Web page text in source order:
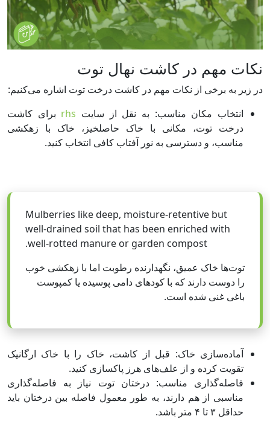
نکات مهم در کاشت نهال توت
در زیر به برخی از نکات مهم در کاشت درخت توت اشاره می‌کنیم:
انتخاب مکان مناسب: به نقل از سایت rhs برای کاشت
درخت توت، مکانی با خاک حاصلخیز، خاک با زهکشی
مناسب، و دسترسی به نور آفتاب کافی انتخاب کنید.
Mulberries like deep, moisture-retentive but
well-drained soil that has been enriched with
well-rotted manure or garden compost.
توت‌ها خاک عمیق، نگهدارنده رطوبت اما با زهکشی خوب
را دوست دارند که با کودهای دامی پوسیده یا کمپوست
باغی غنی شده است.
آماده‌سازی خاک: قبل از کاشت، خاک را با خاک ارگانیک
تقویت کرده و از علف‌های هرز پاکسازی کنید.
فاصله‌گذاری مناسب: درختان توت نیاز به فاصله‌گذاری
مناسبی از هم دارند، به طور معمول فاصله بین درختان باید
حداقل ۳ تا ۴ متر باشد.